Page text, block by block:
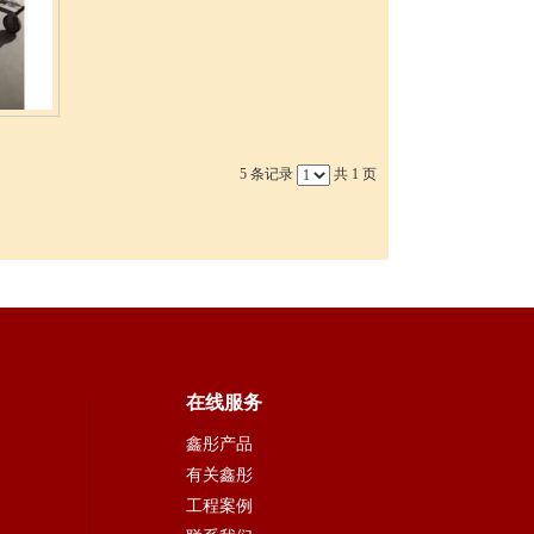
5 条记录 共 1 页
在线服务
鑫彤产品
有关鑫彤
工程案例